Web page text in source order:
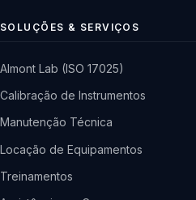
SOLUÇÕES & SERVIÇOS
Almont Lab (ISO 17025)
Calibração de Instrumentos
Manutenção Técnica
Locação de Equipamentos
Treinamentos